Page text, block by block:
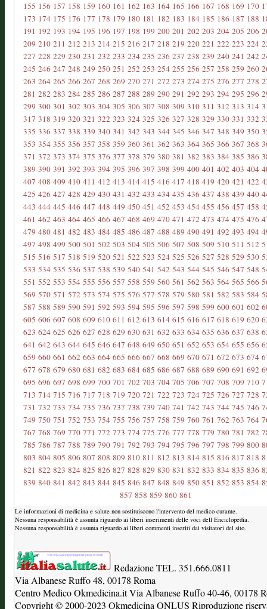
155 156 157 158 159 160 161 162 163 164 165 166 167 168 169 170
173 174 175 176 177 178 179 180 181 182 183 184 185 186 187 188
191 192 193 194 195 196 197 198 199 200 201 202 203 204 205 206
209 210 211 212 213 214 215 216 217 218 219 220 221 222 223 224
227 228 229 230 231 232 233 234 235 236 237 238 239 240 241 242
245 246 247 248 249 250 251 252 253 254 255 256 257 258 259 260
263 264 265 266 267 268 269 270 271 272 273 274 275 276 277 278
281 282 283 284 285 286 287 288 289 290 291 292 293 294 295 296
299 300 301 302 303 304 305 306 307 308 309 310 311 312 313 314
317 318 319 320 321 322 323 324 325 326 327 328 329 330 331 332
335 336 337 338 339 340 341 342 343 344 345 346 347 348 349 350
353 354 355 356 357 358 359 360 361 362 363 364 365 366 367 368
371 372 373 374 375 376 377 378 379 380 381 382 383 384 385 386
389 390 391 392 393 394 395 396 397 398 399 400 401 402 403 404
407 408 409 410 411 412 413 414 415 416 417 418 419 420 421 422
425 426 427 428 429 430 431 432 433 434 435 436 437 438 439 440
443 444 445 446 447 448 449 450 451 452 453 454 455 456 457 458
461 462 463 464 465 466 467 468 469 470 471 472 473 474 475 476
479 480 481 482 483 484 485 486 487 488 489 490 491 492 493 494
497 498 499 500 501 502 503 504 505 506 507 508 509 510 511 512
515 516 517 518 519 520 521 522 523 524 525 526 527 528 529 530
533 534 535 536 537 538 539 540 541 542 543 544 545 546 547 548
551 552 553 554 555 556 557 558 559 560 561 562 563 564 565 566
569 570 571 572 573 574 575 576 577 578 579 580 581 582 583 584
587 588 589 590 591 592 593 594 595 596 597 598 599 600 601 602
605 606 607 608 609 610 611 612 613 614 615 616 617 618 619 620
623 624 625 626 627 628 629 630 631 632 633 634 635 636 637 638
641 642 643 644 645 646 647 648 649 650 651 652 653 654 655 656
659 660 661 662 663 664 665 666 667 668 669 670 671 672 673 674
677 678 679 680 681 682 683 684 685 686 687 688 689 690 691 692
695 696 697 698 699 700 701 702 703 704 705 706 707 708 709 710
713 714 715 716 717 718 719 720 721 722 723 724 725 726 727 728
731 732 733 734 735 736 737 738 739 740 741 742 743 744 745 746
749 750 751 752 753 754 755 756 757 758 759 760 761 762 763 764
767 768 769 770 771 772 773 774 775 776 777 778 779 780 781 782
785 786 787 788 789 790 791 792 793 794 795 796 797 798 799 800
803 804 805 806 807 808 809 810 811 812 813 814 815 816 817 818
821 822 823 824 825 826 827 828 829 830 831 832 833 834 835 836
839 840 841 842 843 844 845 846 847 848 849 850 851 852 853 854
857 858 859 860 861
Le informazioni di medicina e salute non sostituiscono l'intervento del medico curante.
Nessuna responsabilità è assunta riguardo ai liberi inserimenti delle voci dell Enciclopedia.
Nessuna responsabilità è assunta riguardo ai liberi commenti inseriti dai visitatori del sito.
Redazione TEL. 351.666.0811
Via Albanese Ruffo 48, 00178 Roma
Centro Medico Okmedicina.it Via Albanese Ruffo 40-46, 00178
Copyright © 2000-2023 Okmedicina ONLUS Riproduzione